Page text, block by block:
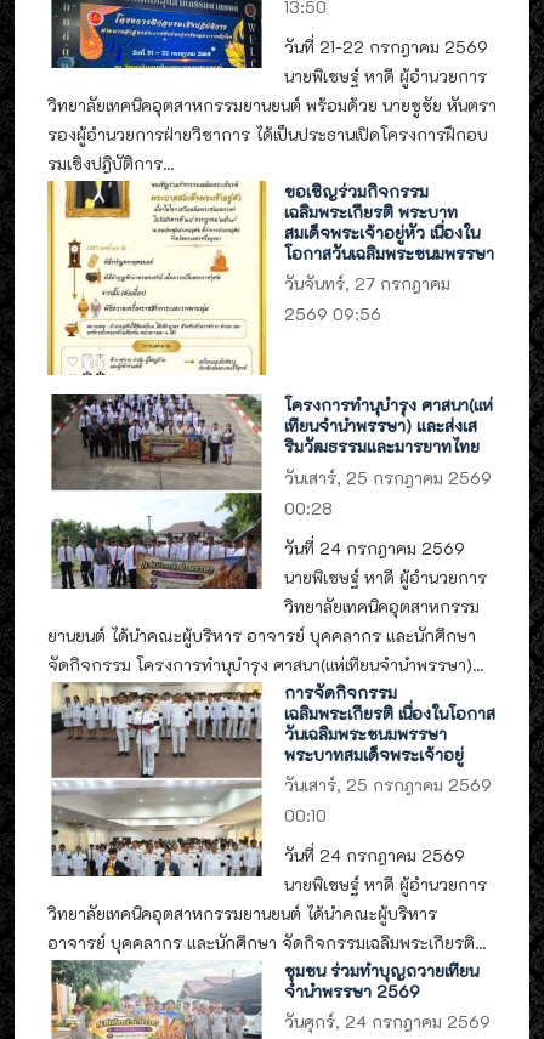
13:50
วันที่ 21-22 กรกฎาคม 2569
นายพิเชษฐ์ หาดี ผู้อำนวยการ
วิทยาลัยเทคนิคอุตสาหกรรมยานยนต์ พร้อมด้วย นายชูชัย หันตรา
รองผู้อำนวยการฝ่ายวิชาการ ได้เป็นประธานเปิดโครงการฝึกอบ
รมเชิงปฎิบัติการ...
ขอเชิญร่วมกิจกรรม
เฉลิมพระเกียรติ พระบาท
สมเด็จพระเจ้าอยู่หัว เนื่องใน
โอกาสวันเฉลิมพระชนมพรรษา
วันจันทร์, 27 กรกฎาคม
2569 09:56
โครงการทำนุบำรุง ศาสนา(แห่
เทียนจำนำพรรษา) และส่งเส
ริมวัฒธรรมและมารยาทไทย
วันเสาร์, 25 กรกฎาคม 2569
00:28
วันที่ 24 กรกฎาคม 2569
นายพิเชษฐ์ หาดี ผู้อำนวยการ
วิทยาลัยเทคนิคอุตสาหกรรม
ยานยนต์ ได้นำคณะผู้บริหาร อาจารย์ บุคคลากร และนักศึกษา
จัดกิจกรรม โครงการทำนุบำรุง ศาสนา(แห่เทียนจำนำพรรษา)...
การจัดกิจกรรม
เฉลิมพระเกียรติ เนื่องในโอกาส
วันเฉลิมพระชนมพรรษา
พระบาทสมเด็จพระเจ้าอยู่
วันเสาร์, 25 กรกฎาคม 2569
00:10
วันที่ 24 กรกฎาคม 2569
นายพิเชษฐ์ หาดี ผู้อำนวยการ
วิทยาลัยเทคนิคอุตสาหกรรมยานยนต์ ได้นำคณะผู้บริหาร
อาจารย์ บุคคลากร และนักศึกษา จัดกิจกรรมเฉลิมพระเกียรติ...
ชุมชน ร่วมทำบุญถวายเทียน
จำนำพรรษา 2569
วันศุกร์, 24 กรกฎาคม 2569